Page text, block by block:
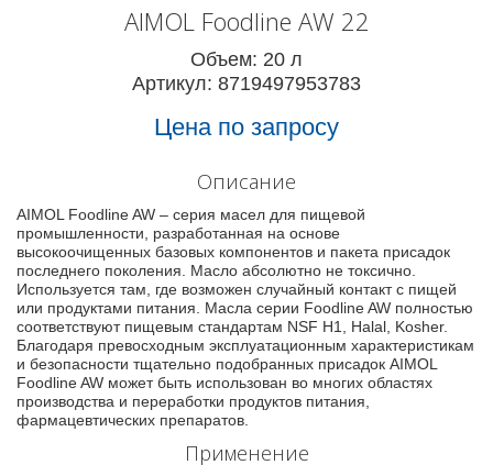
AIMOL Foodline AW 22
Объем: 20 л
Артикул: 8719497953783
Цена по запросу
Описание
AIMOL Foodline AW – серия масел для пищевой
промышленности, разработанная на основе
высокоочищенных базовых компонентов и пакета присадок
последнего поколения. Масло абсолютно не токсично.
Используется там, где возможен случайный контакт с пищей
или продуктами питания. Масла серии Foodline AW полностью
соответствуют пищевым стандартам NSF H1, Halal, Kosher.
Благодаря превосходным эксплуатационным характеристикам
и безопасности тщательно подобранных присадок AIMOL
Foodline AW может быть использован во многих областях
производства и переработки продуктов питания,
фармацевтических препаратов.
Применение